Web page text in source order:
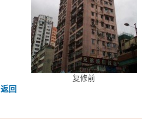
复修前
返回